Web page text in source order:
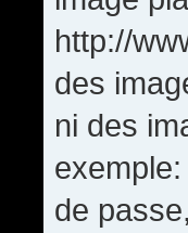
http://
des
ni des
de